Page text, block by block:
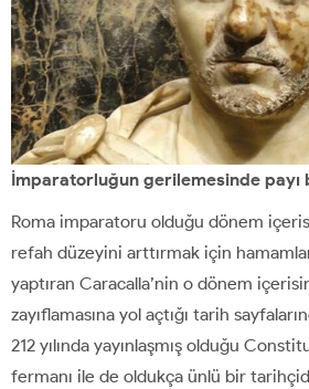
İmparatorluğun gerilemesinde payı
Roma imparatoru olduğu dönem
refah düzeyini arttırmak için
yaptıran Caracalla’nin o dönem
zayıflamasına yol açtığı tarih
212 yılında yayınlaşmış olduğu
fermanı ile de oldukça ünlü bir